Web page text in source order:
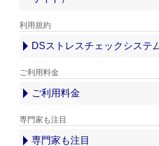
利用規約
DSストレスチェックシステ
ご利用料金
ご利用料金
専門家も注目
専門家も注目